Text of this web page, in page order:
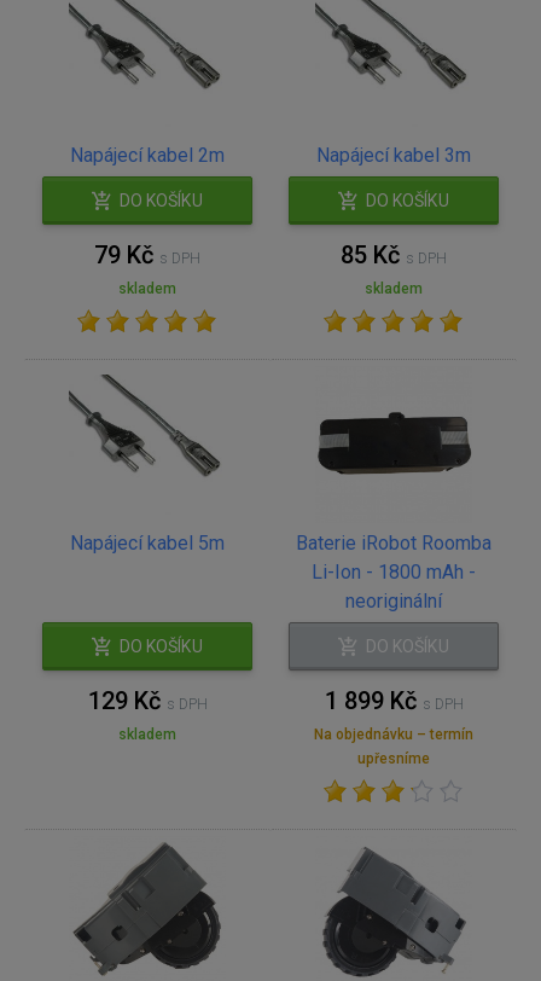
Napájecí kabel 2m
DO KOŠÍKU
79 Kč s DPH
skladem
Napájecí kabel 3m
DO KOŠÍKU
85 Kč s DPH
skladem
Napájecí kabel 5m
DO KOŠÍKU
129 Kč s DPH
skladem
Baterie iRobot Roomba
Li-Ion - 1800 mAh -
neoriginální
DO KOŠÍKU
1 899 Kč s DPH
Na objednávku – termín
upřesníme